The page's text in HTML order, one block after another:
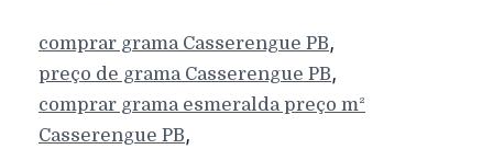
comprar grama Casserengue PB,
preço de grama Casserengue PB,
comprar grama esmeralda preço m²
Casserengue PB,